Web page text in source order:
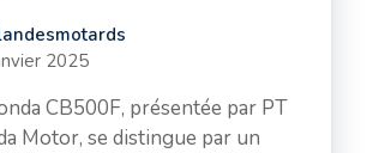
2025
CB500F, présentée par PT
Motor, se distingue par un